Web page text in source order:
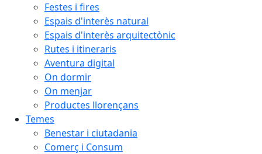
Festes i fires
Espais d'interès natural
Espais d'interès arquitectònic
Rutes i itineraris
Aventura digital
On dormir
On menjar
Productes llorençans
Temes
Benestar i ciutadania
Comerç i Consum